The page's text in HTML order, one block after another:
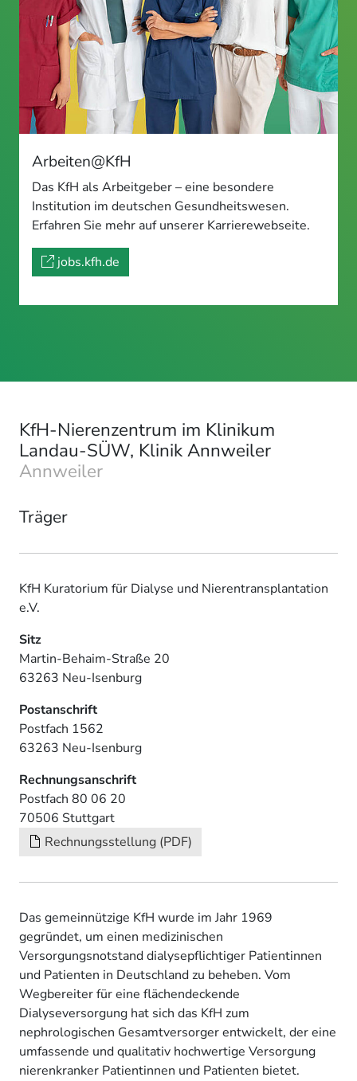
Arbeiten@KfH
Das KfH als Arbeitgeber – eine besondere
Institution im deutschen Gesundheitswesen.
Erfahren Sie mehr auf unserer Karrierewebseite.
jobs.kfh.de
KfH-Nierenzentrum im Klinikum
Landau-SÜW, Klinik Annweiler
Annweiler
Träger
KfH Kuratorium für Dialyse und Nierentransplantation
e.V.
Sitz
Martin-Behaim-Straße 20
63263 Neu-Isenburg
Postanschrift
Postfach 1562
63263 Neu-Isenburg
Rechnungsanschrift
Postfach 80 06 20
70506 Stuttgart
Rechnungsstellung (PDF)
Das gemeinnützige KfH wurde im Jahr 1969
gegründet, um einen medizinischen
Versorgungsnotstand dialysepflichtiger Patientinnen
und Patienten in Deutschland zu beheben. Vom
Wegbereiter für eine flächendeckende
Dialyseversorgung hat sich das KfH zum
nephrologischen Gesamtversorger entwickelt, der eine
umfassende und qualitativ hochwertige Versorgung
nierenkranker Patientinnen und Patienten bietet.